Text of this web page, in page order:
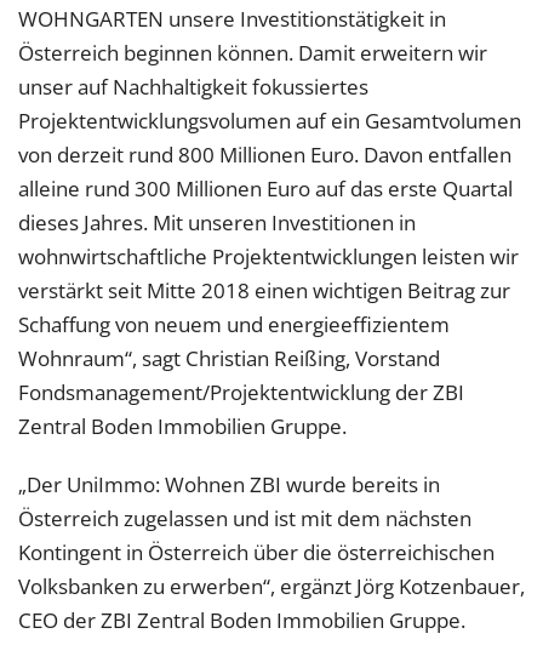
WOHNGARTEN unsere Investitionstätigkeit in
Österreich beginnen können. Damit erweitern wir
unser auf Nachhaltigkeit fokussiertes
Projektentwicklungsvolumen auf ein Gesamtvolumen
von derzeit rund 800 Millionen Euro. Davon entfallen
alleine rund 300 Millionen Euro auf das erste Quartal
dieses Jahres. Mit unseren Investitionen in
wohnwirtschaftliche Projektentwicklungen leisten wir
verstärkt seit Mitte 2018 einen wichtigen Beitrag zur
Schaffung von neuem und energieeffizientem
Wohnraum“, sagt Christian Reißing, Vorstand
Fondsmanagement/Projektentwicklung der ZBI
Zentral Boden Immobilien Gruppe.
„Der UniImmo: Wohnen ZBI wurde bereits in
Österreich zugelassen und ist mit dem nächsten
Kontingent in Österreich über die österreichischen
Volksbanken zu erwerben“, ergänzt Jörg Kotzenbauer,
CEO der ZBI Zentral Boden Immobilien Gruppe.